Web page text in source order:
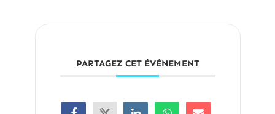
PARTAGEZ CET ÉVÉNEMENT